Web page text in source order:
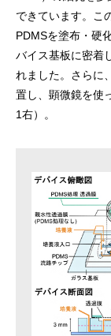
できています。こ
PDMSを塗布・硬
バイス基板に密着
れました。さらに
置し、顕微鏡を使
1右）。